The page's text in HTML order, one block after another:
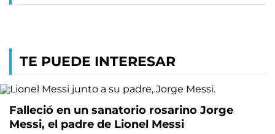
TE PUEDE INTERESAR
Falleció en un sanatorio rosarino Jorge
Messi, el padre de Lionel Messi